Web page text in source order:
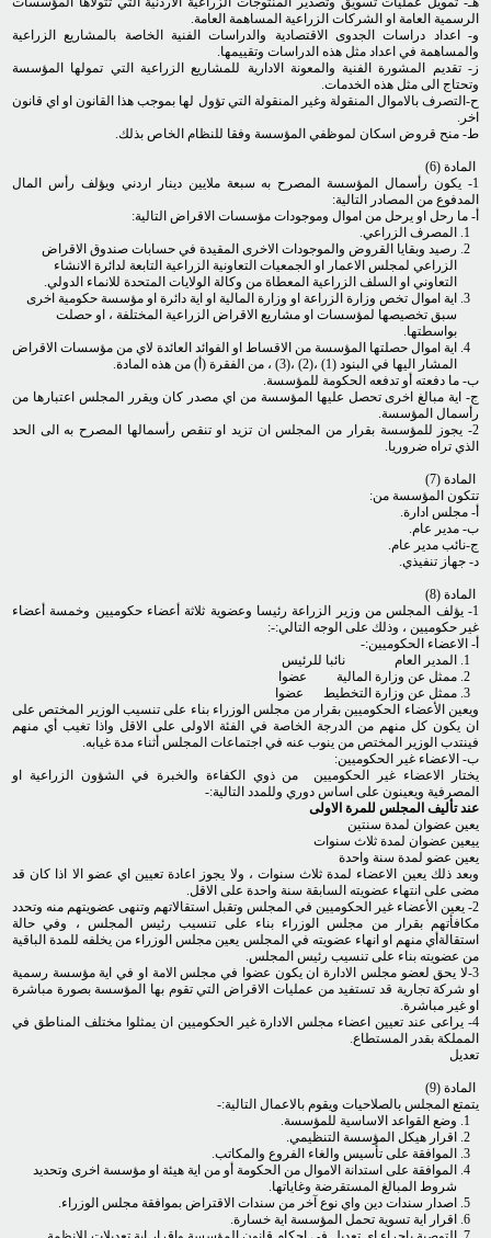
الرسمية العامة او الشركات الزراعية المساهمة العامة.
و- اعداد دراسات الجدوى الاقتصادية والدراسات الفنية الخاصة بالمشاريع الزراعية
والمساهمة في اعداد مثل هذه الدراسات وتقييمها.
ز- تقديم المشورة الفنية والمعونة الادارية للمشاريع الزراعية التي تمولها المؤسسة
وتحتاج الى مثل هذه الخدمات.
ح-التصرف بالاموال المنقولة وغير المنقولة التي تؤول لها بموجب هذا القانون او اي قانون
اخر.
ط- منح قروض اسكان لموظفي المؤسسة وفقا للنظام الخاص بذلك.
المادة (6)
1- يكون رأسمال المؤسسة المصرح به سبعة ملايين دينار اردني ويؤلف رأس المال
المدفوع من المصادر التالية:
أ- ما رحل او يرحل من اموال وموجودات مؤسسات الاقراض التالية:
المصرف الزراعي.
رصيد وبقايا القروض والموجودات الاخرى المقيدة في حسابات صندوق الاقراض
الزراعي لمجلس الاعمار او الجمعيات التعاونية الزراعية التابعة لدائرة الانشاء
التعاوني او السلف الزراعية المعطاة من وكالة الولايات المتحدة للانماء الدولي.
اية اموال تخص وزارة الزراعة او وزارة المالية او اية دائرة او مؤسسة حكومية اخرى
سبق تخصيصها لمؤسسات او مشاريع الاقراض الزراعية المختلفة ، او حصلت
بواسطتها.
اية اموال حصلتها المؤسسة من الاقساط او الفوائد العائدة لاي من مؤسسات الاقراض
المشار اليها في البنود (1) ،(2) ،(3) ، من الفقرة (أ) من هذه المادة.
ب- ما دفعته أو تدفعه الحكومة للمؤسسة.
ج- اية مبالغ اخرى تحصل عليها المؤسسة من اي مصدر كان ويقرر المجلس اعتبارها من
رأسمال المؤسسة.
2- يجوز للمؤسسة بقرار من المجلس ان تزيد او تنقص رأسمالها المصرح به الى الحد
الذي تراه ضروريا.
المادة (7)
تتكون المؤسسة من:
أ- مجلس ادارة.
ب- مدير عام.
ج-نائب مدير عام.
د- جهاز تنفيذي.
المادة (8)
1- يؤلف المجلس من وزير الزراعة رئيسا وعضوية ثلاثة أعضاء حكوميين وخمسة أعضاء
غير حكوميين ، وذلك على الوجه التالي:-:
أ- الاعضاء الحكوميين:-
المدير العام نائبا للرئيس
ممثل عن وزارة المالية عضوا
ممثل عن وزارة التخطيط عضوا
ويعين الأعضاء الحكوميين بقرار من مجلس الوزراء بناء على تنسيب الوزير المختص على
ان يكون كل منهم من الدرجة الخاصة في الفئة الاولى على الاقل واذا تغيب أي منهم
فينتدب الوزير المختص من ينوب عنه في اجتماعات المجلس أثناء مدة غيابه.
ب- الاعضاء غير الحكوميين:
يختار الاعضاء غير الحكوميين من ذوي الكفاءة والخبرة في الشؤون الزراعية او
المصرفية ويعينون على اساس دوري وللمدد التالية:-
عند تأليف المجلس للمرة الاولى
يعين عضوان لمدة سنتين
ييعين عضوان لمدة ثلاث سنوات
يعين عضو لمدة سنة واحدة
وبعد ذلك يعين الاعضاء لمدة ثلاث سنوات ، ولا يجوز اعادة تعيين اي عضو الا اذا كان قد
مضى على انتهاء عضويته السابقة سنة واحدة على الاقل.
2- يعين الأعضاء غير الحكوميين في المجلس وتقبل استقالاتهم وتنهى عضويتهم منه وتحدد
مكافأتهم بقرار من مجلس الوزراء بناء على تنسيب رئيس المجلس ، وفي حالة
استقالةأي منهم او انهاء عضويته في المجلس يعين مجلس الوزراء من يخلفه للمدة الباقية
من عضويته بناء على تنسيب رئيس المجلس.
3-لا يحق لعضو مجلس الادارة ان يكون عضوا في مجلس الامة او في اية مؤسسة رسمية
او شركة تجارية قد تستفيد من عمليات الاقراض التي تقوم بها المؤسسة بصورة مباشرة
او غير مباشرة.
4- يراعى عند تعيين اعضاء مجلس الادارة غير الحكوميين ان يمثلوا مختلف المناطق في
المملكة بقدر المستطاع.
تعديل
المادة (9)
يتمتع المجلس بالصلاحيات ويقوم بالاعمال التالية:-
وضع القواعد الاساسية للمؤسسة.
اقرار هيكل المؤسسة التنظيمي.
الموافقة على تأسيس والغاء الفروع والمكاتب.
الموافقة على استدانة الاموال من الحكومة أو من اية هيئة او مؤسسة اخرى وتحديد
شروط المبالغ المستقرضة وغاياتها.
اصدار سندات دين واي نوع آخر من سندات الاقتراض بموافقة مجلس الوزراء.
اقرار اية تسوية تحمل المؤسسة اية خسارة.